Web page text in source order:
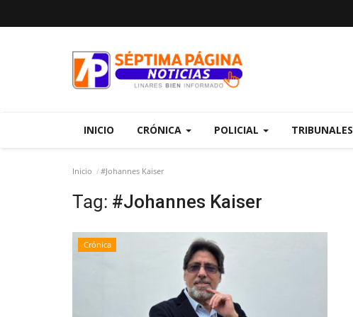
INICIO CRÓNICA POLICIAL TRIBUNALES
Inicio #Johannes Kaiser
Tag: #Johannes Kaiser
Crónica